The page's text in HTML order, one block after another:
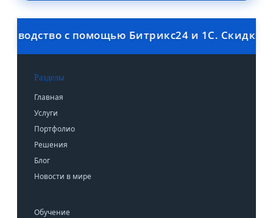
с помощью Битрикс24 и 1С. Скидки до 40%.
Разделы
Главная
Услуги
Портфолио
Решения
Блог
Новости в мире
Обучение